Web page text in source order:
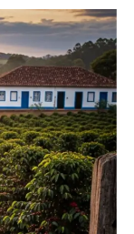
Juntos
com a espécie
acima